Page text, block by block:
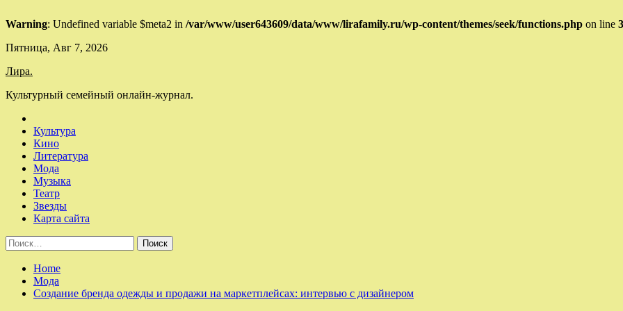
Warning: Undefined variable $meta2 in /var/www/user643609/data/www/lirafamily.ru/wp-content/themes/seek/functions.php on line
Skip
content
Пятница, Авг 7, 2026
Лира.
Культурный семейный онлайн-журнал.
Культура
Кино
Литература
Мода
Музыка
Театр
Звезды
Карта сайта
Найти:
Home
Мода
Создание бренда одежды и продажи на маркетплейсах: интервью с дизайнером